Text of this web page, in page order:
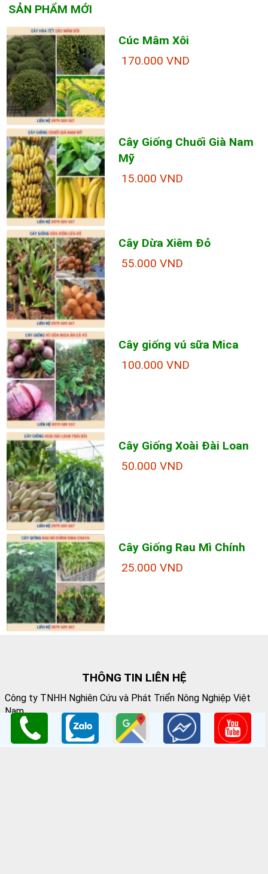
SẢN PHẨM MỚI
Cúc Mâm Xôi
170.000 VND
Cây Giống Chuối Già Nam
Mỹ
15.000 VND
Cây Dừa Xiêm Đỏ
55.000 VND
Cây giống vú sữa Mica
100.000 VND
Cây Giống Xoài Đài Loan
50.000 VND
Cây Giống Rau Mì Chính
25.000 VND
THÔNG TIN LIÊN HỆ
Công ty TNHH Nghiên Cứu và Phát Triển Nông Nghiệp Việt
Nam
GPKD:Số GCNĐKDN: 0108045662
Cơ sở 1: Vườn Ươm Nông Nghiệp Việt